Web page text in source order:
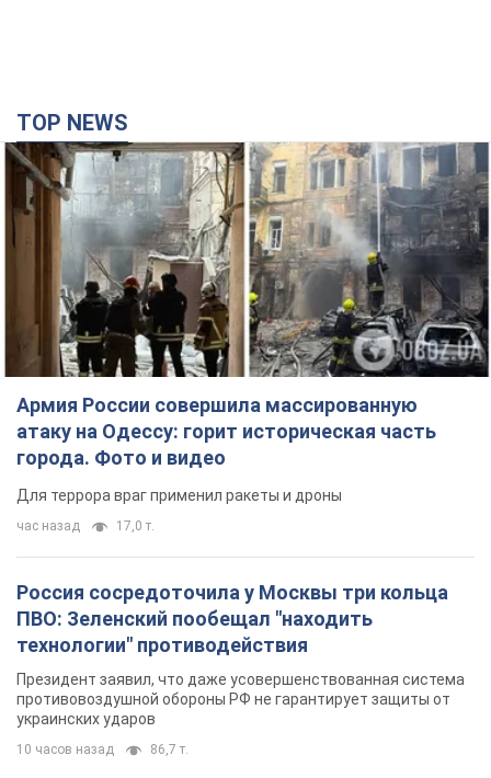
TOP NEWS
Армия России совершила массированную
атаку на Одессу: горит историческая часть
города. Фото и видео
Для террора враг применил ракеты и дроны
час назад 17,0 т.
Россия сосредоточила у Москвы три кольца
ПВО: Зеленский пообещал "находить
технологии" противодействия
Президент заявил, что даже усовершенствованная система
противовоздушной обороны РФ не гарантирует защиты от
украинских ударов
10 часов назад 86,7 т.